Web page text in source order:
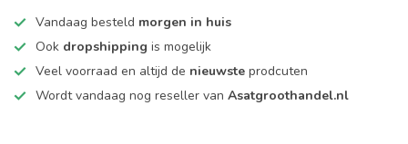
Vandaag besteld morgen in huis
Ook dropshipping is mogelijk
Veel voorraad en altijd de nieuwste prodcuten
Wordt vandaag nog reseller van Asatgroothandel.nl